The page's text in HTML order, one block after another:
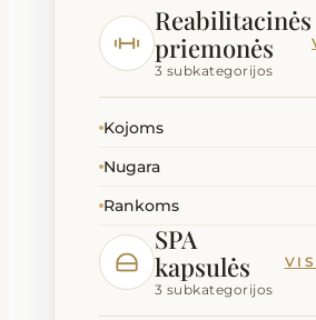
Reabilitacinės
priemonės
3 subkategorijos
Kojoms
Nugara
Rankoms
SPA
kapsulės
3 subkategorijos